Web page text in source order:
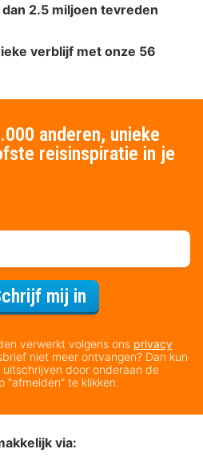
2.5 miljoen tevreden
verblijf met onze 56
anderen, unieke
reisinspiratie in je
mij in
verwerkt volgens ons privacy
niet meer ontvangen? Dan kun
uitschrijven door onderaan de
“afmelden” te klikken.
via: